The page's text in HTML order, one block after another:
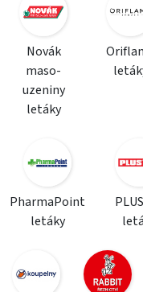
Novák
maso-
uzeniny
letáky
PharmaPoint
letáky